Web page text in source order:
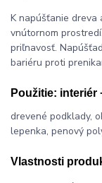
K napúšťanie dreva
vnútornom
priľnavosť.
bariéru proti
Použitie: interiér
drevené podklady,
lepenka, penový
Vlastnosti